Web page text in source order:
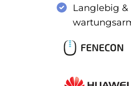
Langlebig &